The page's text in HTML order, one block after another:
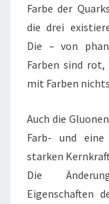
Farbe der
die drei
Die – von
Farben sind
mit Farben
Auch die
Farb- und
starken
Die
Eigenschaften